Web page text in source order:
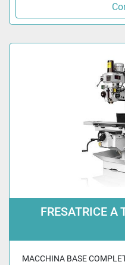
FRESATRICE A
MACCHINA BASE